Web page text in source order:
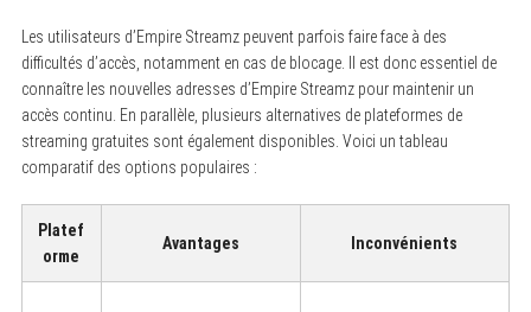
Les utilisateurs d’Empire Streamz peuvent parfois faire face à des
difficultés d’accès, notamment en cas de blocage. Il est donc essentiel de
connaître les nouvelles adresses d’Empire Streamz pour maintenir un
accès continu. En parallèle, plusieurs alternatives de plateformes de
streaming gratuites sont également disponibles. Voici un tableau
comparatif des options populaires :
Platef
orme
Avantages Inconvénients